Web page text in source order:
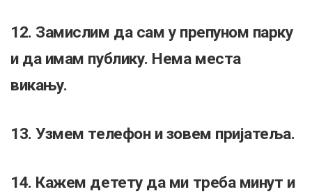
12. Замислим да сам у препуном парку
и да имам публику. Нема места
викању.
13. Узмем телефон и зовем пријатеља.
14. Кажем детету да ми треба минут и